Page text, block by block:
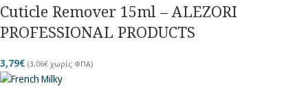
Cuticle Remover 15ml – ALEZORI
PROFESSIONAL PRODUCTS
3,79€ (3,06€ χωρίς ΦΠΑ)